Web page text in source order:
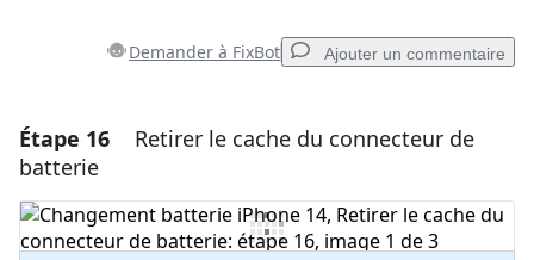
Demander à FixBot Ajouter un commentaire
Ajouter un commentaire
Ajouter un commentaire
Étape 16
Retirer le cache du connecteur de
batterie